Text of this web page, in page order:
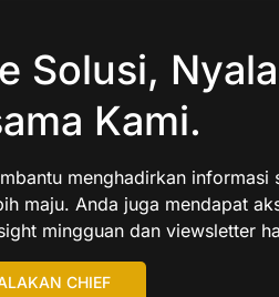
Solusi,
Kami.
menghadirkan informasi
maju. Anda juga mendapat
mingguan dan viewsletter
CHIEF